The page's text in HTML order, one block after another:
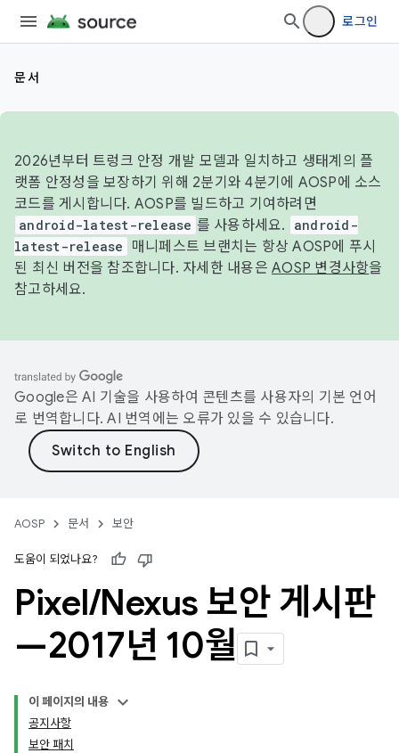
로그인
문서
2026년부터 트렁크 안정 개발 모델과 일치하고 생태계의 플
랫폼 안정성을 보장하기 위해 2분기와 4분기에 AOSP에 소스
코드를 게시합니다. AOSP를 빌드하고 기여하려면
android-latest-release 를 사용하세요.
android-
latest-release
매니페스트 브랜치는 항상 AOSP에 푸시
된 최신 버전을 참조합니다. 자세한 내용은 AOSP 변경사항을
참고하세요.
Google은 AI 기술을 사용하여 콘텐츠를 사용자의 기본 언어
로 번역합니다. AI 번역에는 오류가 있을 수 있습니다.
AOSP 문서 보안
도움이 되었나요?
Pixel/Nexus 보안 게시판
—2017년 10월
이 페이지의 내용
공지사항
보안 패치